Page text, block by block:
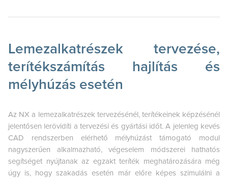
Lemezalkatrészek tervezése,
terítékszámítás hajlítás és
mélyhúzás esetén
Az NX a lemezalkatrészek tervezésénél, terítékeinek képzésénél
jelentősen lerövidíti a tervezési és gyártási időt. A jelenleg kevés
CAD rendszerben elérhető mélyhúzást támogató modul
nagyszerűen alkalmazható, végeselem módszerei hathatós
segítséget nyújtanak az egzakt teríték meghatározására még
úgy is, hogy szakadás esetén már előre képes szimulálni a